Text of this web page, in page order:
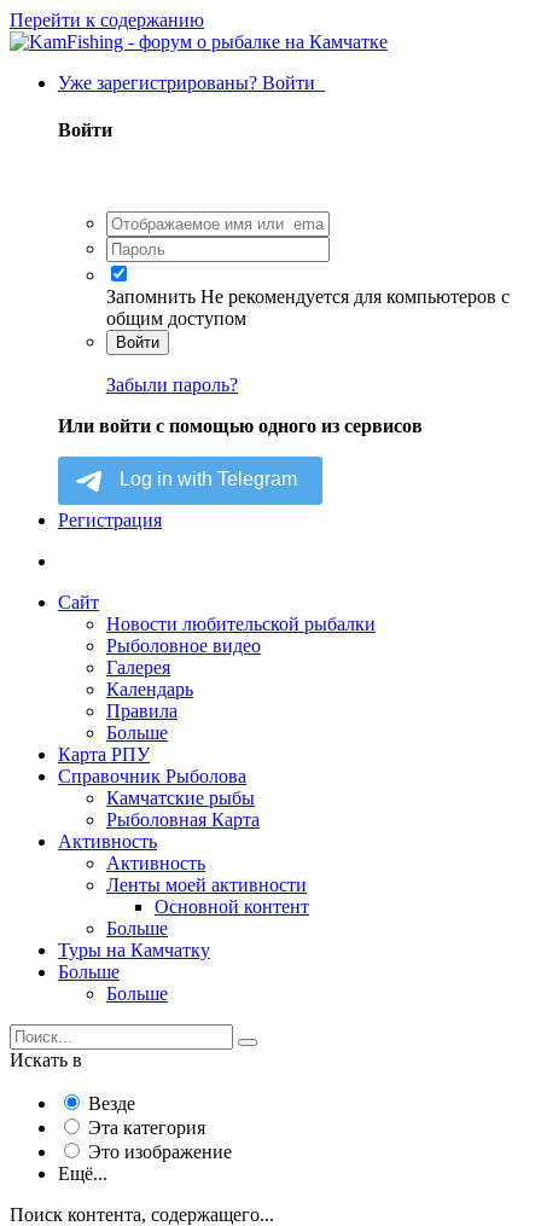
Перейти к содержанию
Уже зарегистрированы? Войти
Войти
Запомнить Не рекомендуется для компьютеров с
общим доступом
Войти
Забыли пароль?
Или войти с помощью одного из сервисов
Регистрация
Сайт
Новости любительской рыбалки
Рыболовное видео
Галерея
Календарь
Правила
Больше
Карта РПУ
Справочник Рыболова
Камчатские рыбы
Рыболовная Карта
Активность
Активность
Ленты моей активности
Основной контент
Больше
Туры на Камчатку
Больше
Больше
Искать в
Везде
Эта категория
Это изображение
Ещё...
Поиск контента, содержащего...